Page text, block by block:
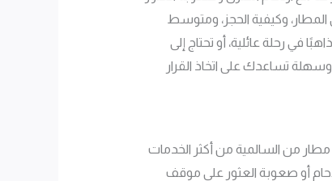
وكيفية الحجز، ومتوسط
في رحلة عائلية، أو تحتاج إلى
تساعدك على اتخاذ القرار
من السالمية من أكثر الخدمات
أو صعوبة العثور على موقف